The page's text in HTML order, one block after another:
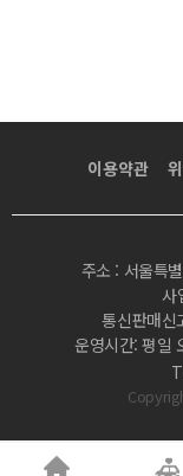
이용약관
주소 : 서울특
사
통신판매
운영시간: 평일